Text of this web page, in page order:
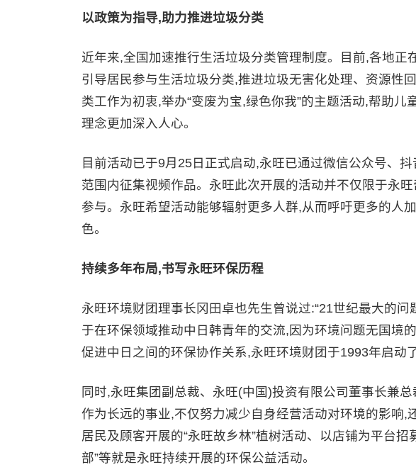
以政策为指导,助力推进垃圾分类
近年来,全国加速推行生活垃圾分类管理制度。目前,各地正
引导居民参与生活垃圾分类,推进垃圾无害化处理、资源性
类工作为初衷,举办“变废为宝,绿色你我”的主题活动,帮助
理念更加深入人心。
目前活动已于9月25日正式启动,永旺已通过微信公众号、
范围内征集视频作品。永旺此次开展的活动并不仅限于永
参与。永旺希望活动能够辐射更多人群,从而呼吁更多的人
色。
持续多年布局,书写永旺环保历程
永旺环境财团理事长冈田卓也先生曾说过:“21世纪最大的
于在环保领域推动中日韩青年的交流,因为环境问题无国境
促进中日之间的环保协作关系,永旺环境财团于1993年启动了
同时,永旺集团副总裁、永旺(中国)投资有限公司董事长兼
作为长远的事业,不仅努力减少自身经营活动对环境的影响,
居民及顾客开展的“永旺故乡林”植树活动、以店铺为平台
部”等就是永旺持续开展的环保公益活动。